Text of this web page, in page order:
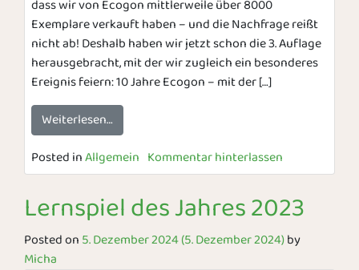
dass wir von Ecogon mittlerweile über 8000
Exemplare verkauft haben – und die Nachfrage reißt
nicht ab! Deshalb haben wir jetzt schon die 3. Auflage
herausgebracht, mit der wir zugleich ein besonderes
Ereignis feiern: 10 Jahre Ecogon – mit der […]
Weiterlesen…
Posted inAllgemein Kommentar hinterlassen
Lernspiel des Jahres 2023
Posted on 5. Dezember 2024(5. Dezember 2024)by
Micha